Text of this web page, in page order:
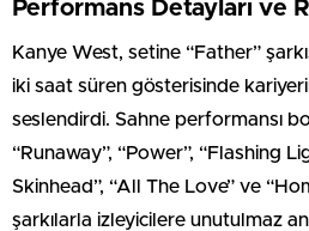
Performans Detayları ve
Kanye West, setine “Father”
iki saat süren gösterisinde
seslendirdi. Sahne performansı
“Runaway”, “Power”, “Flashing
Skinhead”, “All The Love” ve
şarkılarla izleyicilere unutulmaz